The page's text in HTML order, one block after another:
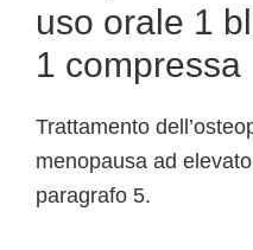
online
uso orale 1
1 compressa
Trattamento
menopausa ad
paragrafo 5.